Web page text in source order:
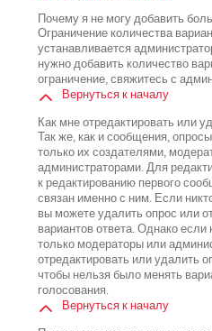
Почему я не могу добавить
Ограничение количества
устанавливается
нужно добавить количество
ограничение, свяжитесь с
Вернуться к началу
Как мне отредактировать или
Так же, как и сообщения,
только их создателями,
администраторами. Для
к редактированию первого
связан именно с ним. Если
вы можете удалить опрос или
вариантов ответа. Однако если
только модераторы или
отредактировать или удалить
чтобы нельзя было менять
голосования.
Вернуться к началу